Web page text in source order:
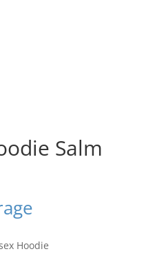
Salm
Hoodie